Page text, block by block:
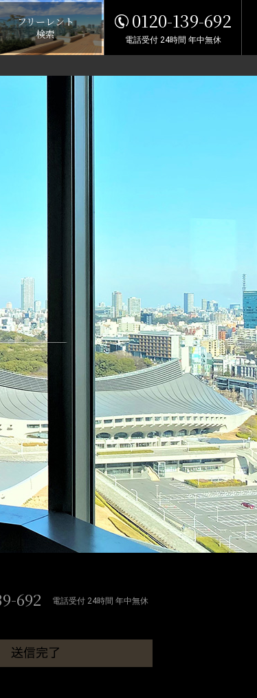
フリーレント
検索
0120-139-692
電話受付 24時間 年中無休
692 電話受付 24時間 年中無休